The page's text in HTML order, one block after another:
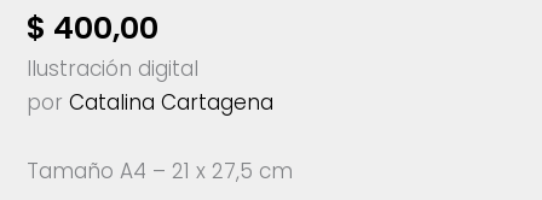
$ 400,00
Ilustración digital
porCatalina Cartagena
Tamaño A4 – 21 x 27,5 cm